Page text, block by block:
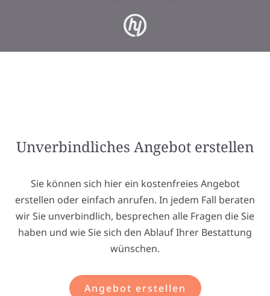
Unverbindliches Angebot erstellen
Sie können sich hier ein kostenfreies Angebot
erstellen oder einfach anrufen. In jedem Fall beraten
wir Sie unverbindlich, besprechen alle Fragen die Sie
haben und wie Sie sich den Ablauf Ihrer Bestattung
wünschen.
Angebot erstellen